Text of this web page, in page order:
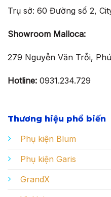
Trụ sở: 60 Đường số 2,
Showroom Malloca:
279 Nguyễn Văn Trỗi,
Hotline: 0931.234.729
Thương hiệu phổ biến
Phụ kiện Blum
Phụ kiện Garis
GrandX